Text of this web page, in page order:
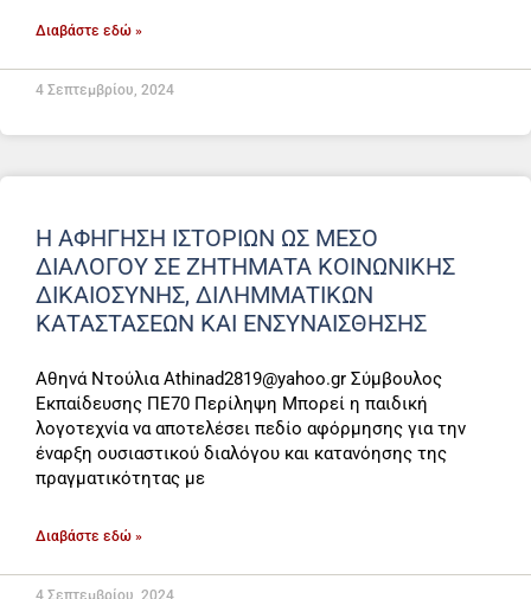
Διαβάστε εδώ »
4 Σεπτεμβρίου, 2024
Η ΑΦΗΓΗΣΗ ΙΣΤΟΡΙΩΝ ΩΣ ΜΕΣΟ
ΔΙΑΛΟΓΟΥ ΣΕ ΖΗΤΗΜΑΤΑ ΚΟΙΝΩΝΙΚΗΣ
ΔΙΚΑΙΟΣΥΝΗΣ, ΔΙΛΗΜΜΑΤΙΚΩΝ
ΚΑΤΑΣΤΑΣΕΩΝ ΚΑΙ ΕΝΣΥΝΑΙΣΘΗΣΗΣ
Αθηνά Ντούλια Athinad2819@yahoo.gr Σύμβουλος
Εκπαίδευσης ΠΕ70 Περίληψη Μπορεί η παιδική
λογοτεχνία να αποτελέσει πεδίο αφόρμησης για την
έναρξη ουσιαστικού διαλόγου και κατανόησης της
πραγματικότητας με
Διαβάστε εδώ »